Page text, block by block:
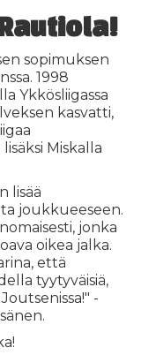
sopimuksen
1998
Ykkösliigassa
kasvatti,
Miskalla
lisää
joukkueeseen.
jonka
oikea jalka.
että
tyytyväisiä,
-